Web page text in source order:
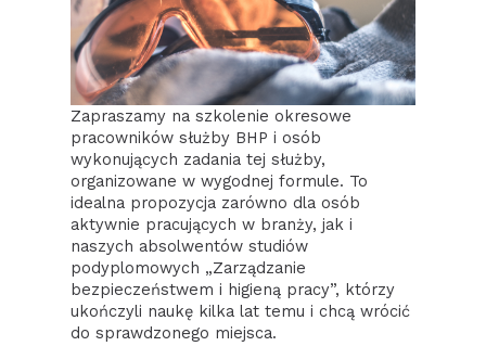
Zapraszamy na szkolenie okresowe
pracowników służby BHP i osób
wykonujących zadania tej służby,
organizowane w wygodnej formule. To
idealna propozycja zarówno dla osób
aktywnie pracujących w branży, jak i
naszych absolwentów studiów
podyplomowych „Zarządzanie
bezpieczeństwem i higieną pracy”, którzy
ukończyli naukę kilka lat temu i chcą wrócić
do sprawdzonego miejsca.